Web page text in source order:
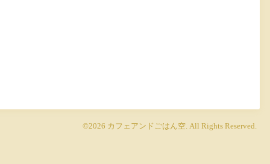
©2026 カフェアンドごはん空. All Rights Reserved.